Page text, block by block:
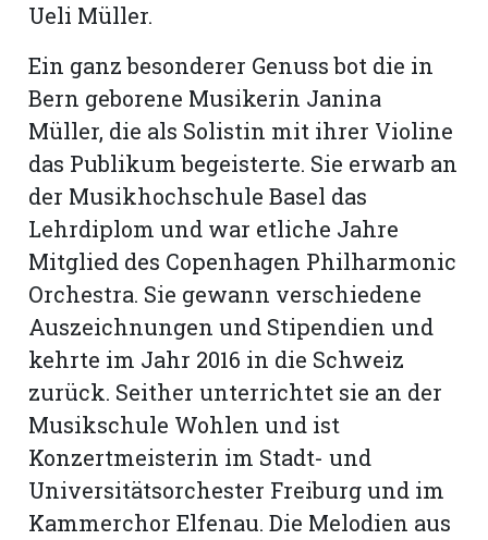
Ueli Müller.
Ein ganz besonderer Genuss bot die in
Bern geborene Musikerin Janina
Müller, die als Solistin mit ihrer Violine
das Publikum begeisterte. Sie erwarb an
der Musikhochschule Basel das
Lehrdiplom und war etliche Jahre
Mitglied des Copenhagen Philharmonic
Orchestra. Sie gewann verschiedene
Auszeichnungen und Stipendien und
kehrte im Jahr 2016 in die Schweiz
zurück. Seither unterrichtet sie an der
Musikschule Wohlen und ist
Konzertmeisterin im Stadt- und
Universitätsorchester Freiburg und im
Kammerchor Elfen­au. Die Melodien aus